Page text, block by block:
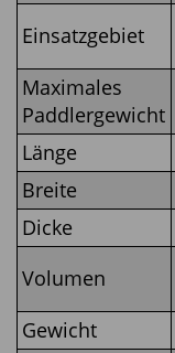
Einsatzgebiet
Maximales
Paddlergewicht
Länge
Breite
Dicke
Volumen
Gewicht